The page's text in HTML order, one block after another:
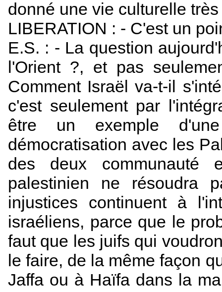
donné une vie culturelle
LIBERATION : - C'est un
E.S. : - La question
l'Orient ?, et pas
Comment Israël va-t-il
c'est seulement par
être un exemple
démocratisation avec les
des deux
palestinien ne résoudra
injustices continuent à
israéliens, parce que le
faut que les juifs qui
le faire, de la même façon
Jaffa ou à Haïfa dans la